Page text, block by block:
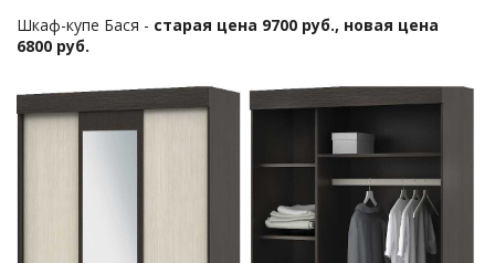
Шкаф-купе Бася - старая цена 9700 руб., новая цена
6800 руб.